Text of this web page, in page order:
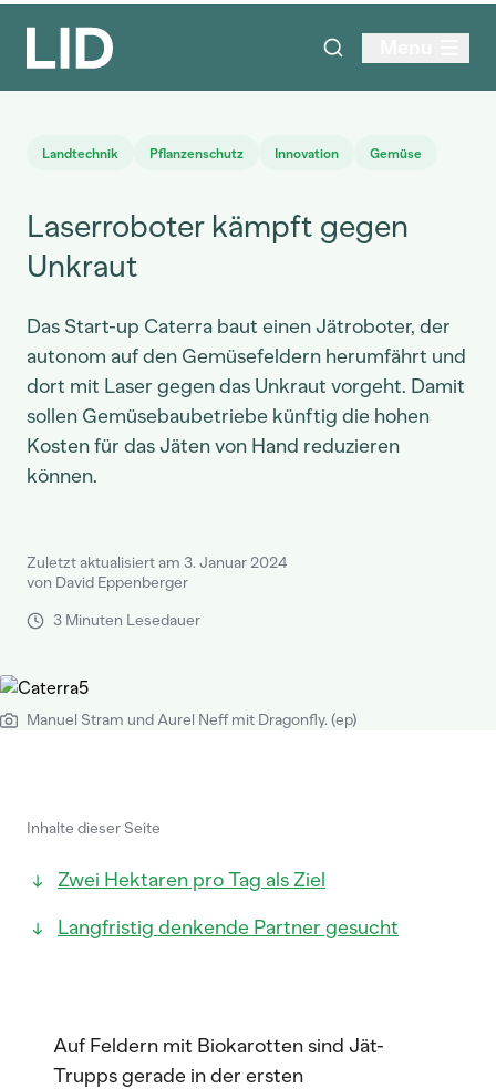
Landtechnik Pflanzenschutz Innovation Gemüse
Laserroboter kämpft gegen
Unkraut
Das Start-up Caterra baut einen Jätroboter, der
autonom auf den Gemüsefeldern herumfährt und
dort mit Laser gegen das Unkraut vorgeht. Damit
sollen Gemüsebaubetriebe künftig die hohen
Kosten für das Jäten von Hand reduzieren
können.
Zuletzt aktualisiert am 3. Januar 2024
von David Eppenberger
3 Minuten Lesedauer
Manuel Stram und Aurel Neff mit Dragonfly. (ep)
Inhalte dieser Seite
Zwei Hektaren pro Tag als Ziel
Langfristig denkende Partner gesucht
Auf Feldern mit Biokarotten sind Jät-
Trupps gerade in der ersten